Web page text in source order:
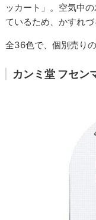
ッカート」。空気中
ているため、かすれづ
全36色で、個別売り
カンミ堂 フセン